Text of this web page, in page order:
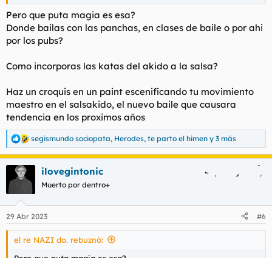
Pero que puta magia es esa?
Donde bailas con las panchas, en clases de baile o por ahi
por los pubs?
Como incorporas las katas del akido a la salsa?
Haz un croquis en un paint escenificando tu movimiento
maestro en el salsakido, el nuevo baile que causara
tendencia en los proximos años
R
e
a
c
e
s
segismundo sociopata, Herodes, te parto el himen y 3 más
ilovegintonic
Muerto por dentro+
29 Abr 2023 #6
el re NAZI do. rebuznó: